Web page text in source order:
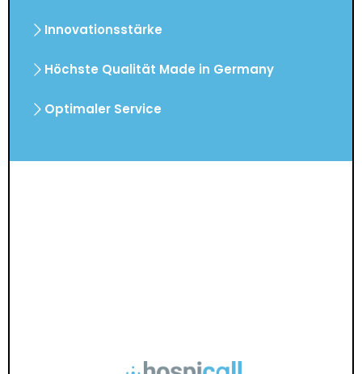
Innovationsstärke
Höchste Qualität Made in Germany
Optimaler Service